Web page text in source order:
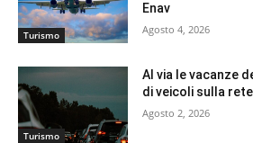
Turismo
Enav
Agosto 4, 2026
Turismo
Al via le vacanze
di veicoli sulla
Agosto 2, 2026